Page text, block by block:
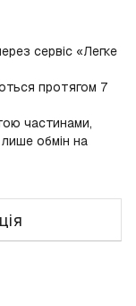
сервіс «Легке
протягом 7
частинами,
обмін на